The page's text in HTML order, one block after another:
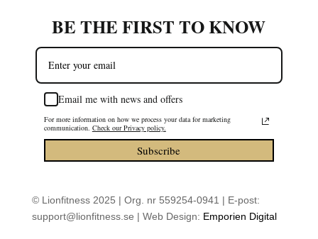
BE THE FIRST TO KNOW
Email me with news and offers
For more information on how we process your data for marketing
communication. Check our Privacy policy.
Subscribe
© Lionfitness 2025 | Org. nr 559254-0941 | E-post:
support@lionfitness.se | Web Design: Emporien Digital